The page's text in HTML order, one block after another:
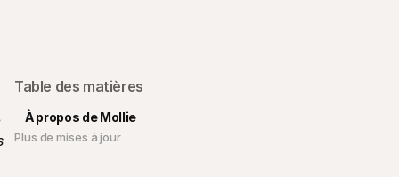
Table des matières
À propos de Mollie
Plus de mises à jour